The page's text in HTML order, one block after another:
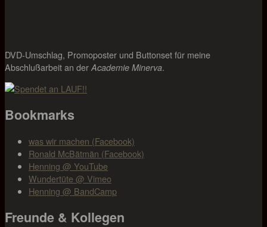
DVD-Umschlag, Promoposter und Buttonset für meine
Abschlußarbeit an derAcademie Minerva.
Bookmarks
was wir machen (Facebook)
Ronald McBätmän (Facebook)
Henning @ YouTube
Wundertüte @ Vimeo
Henning @ BandCamp
Freunde & Kollegen